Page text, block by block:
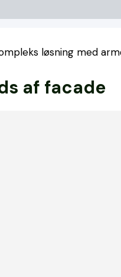
løsning med
af facade